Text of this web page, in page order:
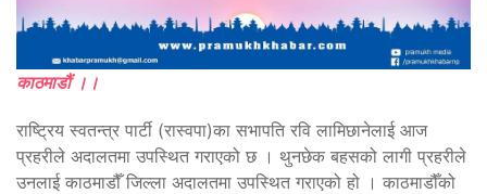
काठमाडौं ।।
राष्ट्रिय स्वतन्त्र पार्टी (रास्वपा)का सभापति रवि लामिछानेलाई आज
प्रहरीले अदालतमा उपस्थित गराएको छ । थुनछेक बहसको लागी प्रहरीले
उनलाई काठमाडौँ जिल्ला अदालतमा उपस्थित गराएको हो । काठमाडौँको